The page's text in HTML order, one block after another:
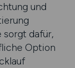
und
sorgt dafür,
Option